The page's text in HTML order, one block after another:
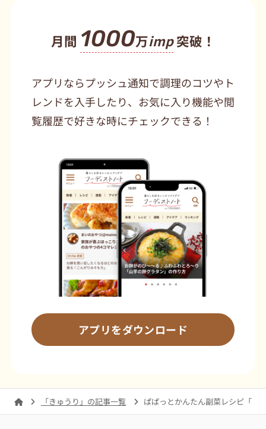
月間 1000万imp突破！
アプリならプッシュ通知で調理のコツやト
レンドを入手したり、お気に入り機能や閲
覧履歴で好きな時にチェックできる！
アプリをダウンロード
「きゅうり」の記事一覧 ぱぱっとかんたん副菜レシピ「き